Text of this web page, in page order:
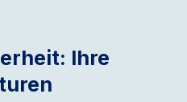
Ihre